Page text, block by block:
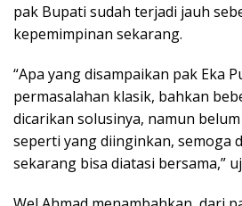
pak Bupati sudah terjadi jauh
kepemimpinan sekarang.
“Apa yang disampaikan pak Eka
permasalahan klasik, bahkan
dicarikan solusinya, namun
seperti yang diinginkan, semoga
sekarang bisa diatasi bersama,”